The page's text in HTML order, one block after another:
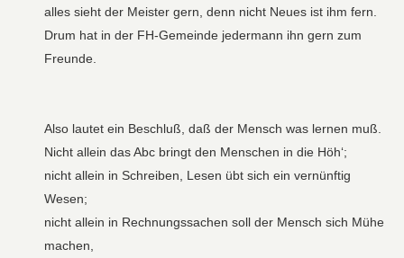
alles sieht der Meister gern, denn nicht Neues ist ihm fern.
Drum hat in der FH-Gemeinde jedermann ihn gern zum
Freunde.
Also lautet ein Beschluß, daß der Mensch was lernen muß.
Nicht allein das Abc bringt den Menschen in die Höh‘;
nicht allein in Schreiben, Lesen übt sich ein vernünftig
Wesen;
nicht allein in Rechnungssachen soll der Mensch sich Mühe
machen,